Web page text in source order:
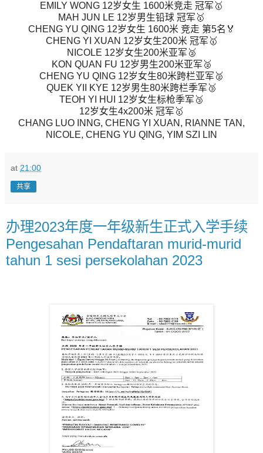
EMILY WONG 12岁女生 1600米竞走 冠军🥇
MAH JUN LE 12岁男生铅球 冠军🥇
CHENG YU QING 12岁女生 1600米 竞走 第5名🏅
CHENG YI XUAN 12岁女生200米 冠军🥇
NICOLE 12岁女生200米亚军🥈
KON QUAN FU 12岁男生200米亚军🥈
CHENG YU QING 12岁女生80米跨栏亚军🥈
QUEK YII KYE 12岁男生80米跨栏季军🥉
TEOH YI HUI 12岁女生标枪季军🥉
12岁女生4x200米 冠军🥇
CHANG LUO INNG, CHENG YI XUAN, RIANNE TAN,
NICOLE, CHENG YU QING, YIM SZI LIN
at 21:00
共享
办理2023年度一年级新生正式入学手续
Pengesahan Pendaftaran murid-murid
tahun 1 sesi persekolahan 2023